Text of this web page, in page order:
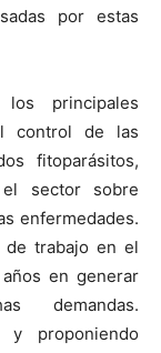
por estas
principales
control de las
fitoparásitos,
sector sobre
enfermedades.
de trabajo en el
en generar
demandas.
y proponiendo